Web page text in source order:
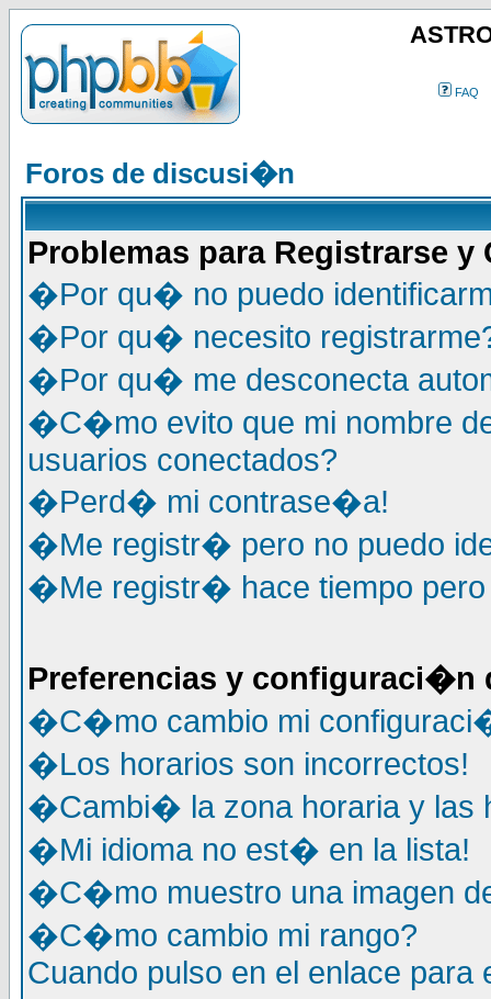
FAQ
Foros de discusi�n
Problemas para Registrarse y
�Por qu� no puedo
�Por qu� necesito
�Por qu� me desconecta
�C�mo evito que mi nombre
usuarios conectados?
�Perd� mi contrase�a!
�Me registr� pero no puedo
�Me registr� hace tiempo pero
Preferencias y configuraci�n
�C�mo cambio mi
�Los horarios son incorrectos!
�Cambi� la zona horaria y las
�Mi idioma no est� en la lista!
�C�mo muestro una imagen
�C�mo cambio mi rango?
Cuando pulso en el enlace